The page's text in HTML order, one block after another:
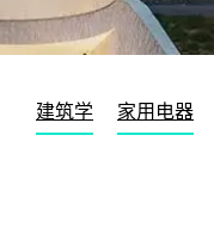
建筑学 家用电器